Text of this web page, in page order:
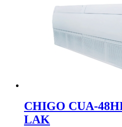
CHIGO CUA-
LAK